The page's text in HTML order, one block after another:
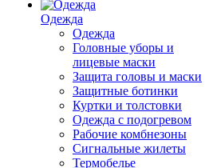
Одежда
Одежда
Головные уборы и
лицевые маски
Защита головы и маски
Защитные ботинки
Куртки и толстовки
Одежда с подогревом
Рабочие комбнезоны
Сигнальные жилеты
Термобелье